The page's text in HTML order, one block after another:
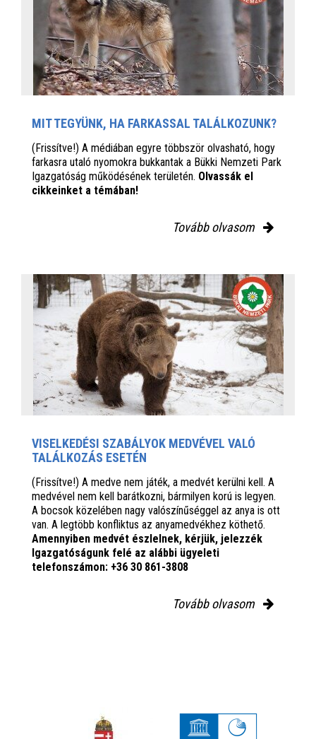
MIT TEGYÜNK, HA FARKASSAL TALÁLKOZUNK?
(Frissítve!) A médiában egyre többször olvasható, hogy
farkasra utaló nyomokra bukkantak a Bükki Nemzeti Park
Igazgatóság működésének területén. Olvassák el
cikkeinket a témában!
Tovább olvasom
VISELKEDÉSI SZABÁLYOK MEDVÉVEL VALÓ
TALÁLKOZÁS ESETÉN
(Frissítve!) A medve nem játék, a medvét kerülni kell. A
medvével nem kell barátkozni, bármilyen korú is legyen.
A bocsok közelében nagy valószínűséggel az anya is ott
van. A legtöbb konfliktus az anyamedvékhez köthető.
Amennyiben medvét észlelnek, kérjük, jelezzék
Igazgatóságunk felé az alábbi ügyeleti
telefonszámon: +36 30 861-3808
Tovább olvasom